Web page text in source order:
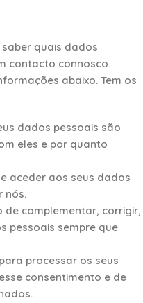
quais dados
contacto connosco.
abaixo. Tem os
dados pessoais são
eles e por quanto
aceder aos seus dados
nós.
de complementar, corrigir,
pessoais sempre que
processar os seus
consentimento e de